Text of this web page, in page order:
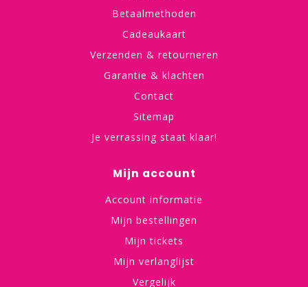
Betaalmethoden
Cadeaukaart
Verzenden & retourneren
Garantie & klachten
Contact
Sitemap
Je verrassing staat klaar!
Mijn account
Account informatie
Mijn bestellingen
Mijn tickets
Mijn verlanglijst
Vergelijk